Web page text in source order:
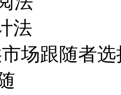
法
市场跟随
密跟